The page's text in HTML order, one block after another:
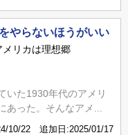
やらないほうがいい
リカは理想郷
いた1930年代のアメリ
あった。そんなアメ...
10/22 追加日:2025/01/17